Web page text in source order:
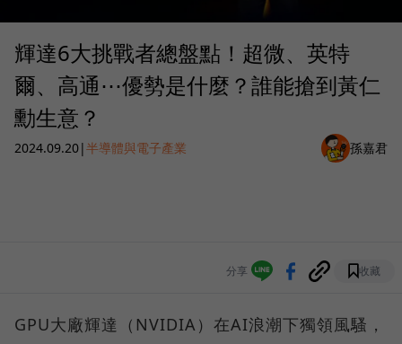
輝達6大挑戰者總盤點！超微、英特
爾、高通⋯優勢是什麼？誰能搶到黃仁
勳生意？
2024.09.20|半導體與電子產業 孫嘉君
分享 收藏
GPU大廠輝達（NVIDIA）在AI浪潮下獨領風騷，